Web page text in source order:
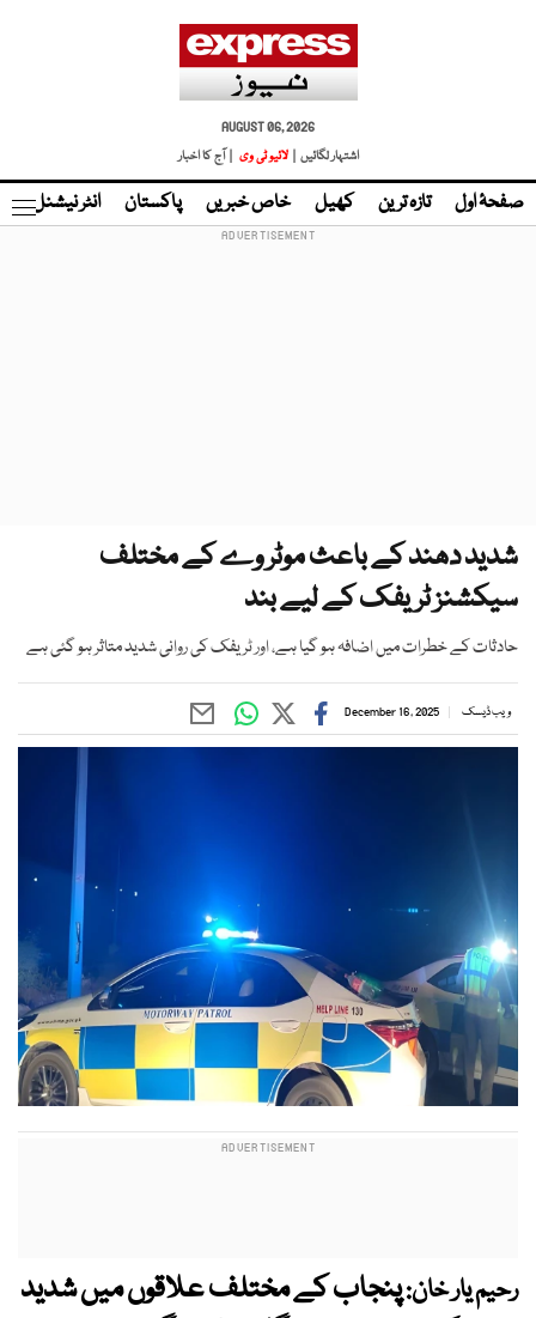
AUGUST 06, 2026
اشتہار لگائیں |
لائیو ٹی وی | آج کا اخبار
صفحۂ اول تازہ ترین کھیل خاص خبریں پاکستان انٹر نیشنل
شدید دھند کے باعث موٹر وے کے مختلف
سیکشنز ٹریفک کے لیے بند
حادثات کے خطرات میں اضافہ ہو گیا ہے، اور ٹریفک کی روانی شدید متاثر ہو گئی ہے
ویب ڈیسک December 16, 2025
رحیم یار خان:پنجاب کے مختلف علاقوں میں شدید